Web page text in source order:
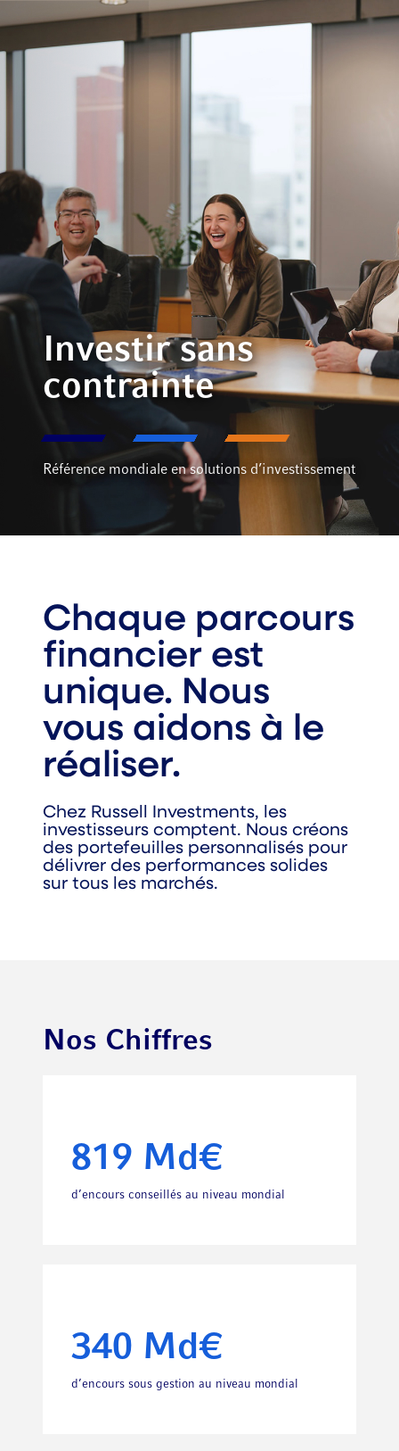
Investir sans
contrainte
Référence mondiale en solutions d’investissement
Chaque parcours
financier est
unique. Nous
vous aidons à le
réaliser.
Chez Russell Investments, les
investisseurs comptent. Nous créons
des portefeuilles personnalisés pour
délivrer des performances solides
sur tous les marchés.
Nos Chiffres
819 Md€
d’encours conseillés au niveau mondial
340 Md€
d’encours sous gestion au niveau mondial